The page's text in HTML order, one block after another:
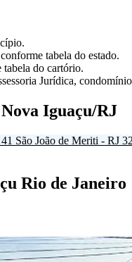
tabela do estado.
tabela do cartório.
Jurídica,
Nova Iguaçu/RJ
41 São João de Meriti - RJ 32
Rio de Janeiro